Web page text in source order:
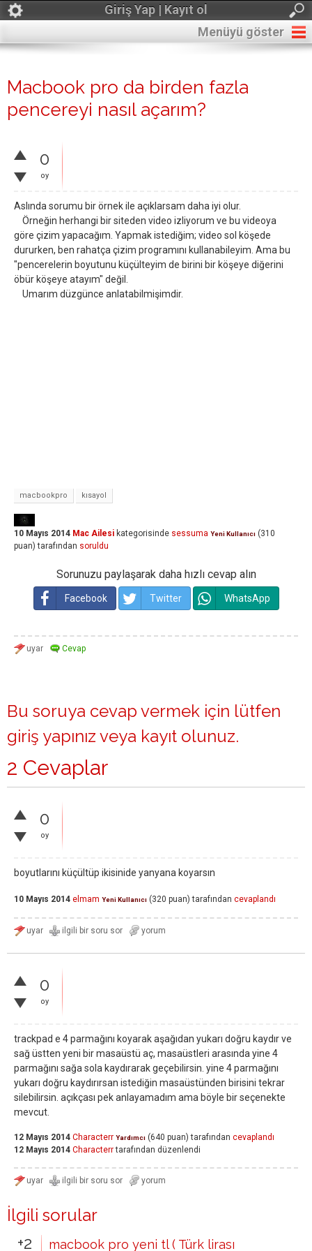
Giriş Yap | Kayıt ol
Menüyü göster
Macbook pro da birden fazla
pencereyi nasıl açarım?
0
oy
Aslında sorumu bir örnek ile açıklarsam daha iyi olur.
Örneğin herhangi bir siteden video izliyorum ve bu videoya
göre çizim yapacağım. Yapmak istediğim; video sol köşede
dururken, ben rahatça çizim programını kullanabileyim. Ama bu
"pencerelerin boyutunu küçülteyim de birini bir köşeye diğerini
öbür köşeye atayım" değil.
Umarım düzgünce anlatabilmişimdir.
macbookpro kısayol
10 Mayıs 2014 Mac Ailesi kategorisinde sessuma Yeni Kullanıcı (310
puan) tarafından soruldu
Sorunuzu paylaşarak daha hızlı cevap alın
Facebook Twitter WhatsApp
Bu soruya cevap vermek için lütfen
giriş yapınız veya kayıt olunuz.
2 Cevaplar
0
oy
boyutlarını küçültüp ikisinide yanyana koyarsın
10 Mayıs 2014 elmam Yeni Kullanıcı (320 puan) tarafından cevaplandı
0
oy
trackpad e 4 parmağını koyarak aşağıdan yukarı doğru kaydır ve
sağ üstten yeni bir masaüstü aç, masaüstleri arasında yine 4
parmağını sağa sola kaydırarak geçebilirsin. yine 4 parmağını
yukarı doğru kaydırırsan istediğin masaüstünden birisini tekrar
silebilirsin. açıkçası pek anlayamadım ama böyle bir seçenekte
mevcut.
12 Mayıs 2014 Characterr Yardımcı (640 puan) tarafından cevaplandı
12 Mayıs 2014 Characterrtarafından düzenlendi
İlgili sorular
+2
macbook pro yeni tl ( Türk lirası